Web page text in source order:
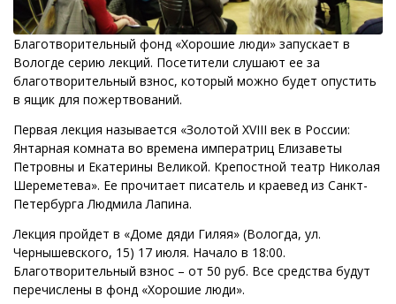
Благотворительный фонд «Хорошие люди» запускает в
Вологде серию лекций. Посетители слушают ее за
благотворительный взнос, который можно будет опустить
в ящик для пожертвований.
Первая лекция называется «Золотой XVIII век в России:
Янтарная комната во времена императриц Елизаветы
Петровны и Екатерины Великой. Крепостной театр Николая
Шереметева». Ее прочитает писатель и краевед из Санкт-
Петербурга Людмила Лапина.
Лекция пройдет в «Доме дяди Гиляя» (Вологда, ул.
Чернышевского, 15) 17 июля. Начало в 18:00.
Благотворительный взнос – от 50 руб. Все средства будут
перечислены в фонд «Хорошие люди».